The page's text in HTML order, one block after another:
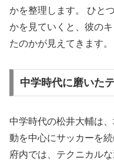
かを整理します。 ひと
かを見ていくと、彼の
たのかが見えてきます。
中学時代に磨いた
中学時代の松井大輔は
動を中心にサッカーを
府内では、テクニカル